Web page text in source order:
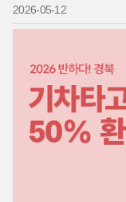
2026-05-12